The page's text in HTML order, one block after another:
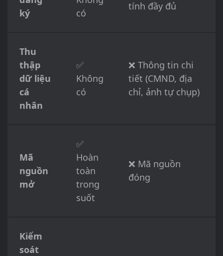
ký
có
tính đầy đủ
Thu
thập
dữ liệu
cá
nhân
✅
Không
có
❌ Thông tin chi
tiết (CMND, địa
chỉ, ảnh tự chụp)
Mã
nguồn
mở
✅
Hoàn
toàn
trong
suốt
❌ Mã nguồn
đóng
Kiểm
soát